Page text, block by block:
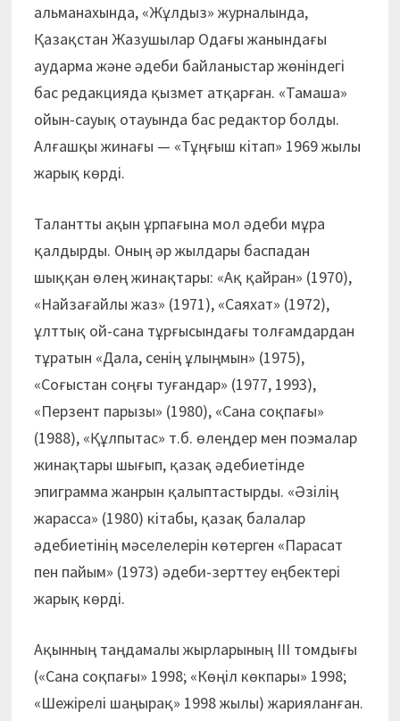
альманахында, «Жұлдыз» журналында,
Қазақстан Жазушылар Одағы жанындағы
аударма және әдеби байланыстар жөніндегі
бас редакцияда қызмет атқарған. «Тамаша»
ойын-сауық отауында бас редактор болды.
Алғашқы жинағы — «Тұңғыш кітап» 1969 жылы
жарық көрді.
Талантты ақын ұрпағына мол әдеби мұра
қалдырды. Оның әр жылдары баспадан
шыққан өлең жинақтары: «Ақ қайран» (1970),
«Найзағайлы жаз» (1971), «Саяхат» (1972),
ұлттық ой-сана тұрғысындағы толғамдардан
тұратын «Дала, сенің ұлыңмын» (1975),
«Соғыстан соңғы туғандар» (1977, 1993),
«Перзент парызы» (1980), «Сана соқпағы»
(1988), «Құлпытас» т.б. өлеңдер мен поэмалар
жинақтары шығып, қазақ әдебиетінде
эпиграмма жанрын қалыптастырды. «Әзілің
жарасса» (1980) кітабы, қазақ балалар
әдебиетінің мәселелерін көтерген «Парасат
пен пайым» (1973) әдеби-зерттеу еңбектері
жарық көрді.
Ақынның таңдамалы жырларының ІІІ томдығы
(«Сана соқпағы» 1998; «Көңіл көкпары» 1998;
«Шежірелі шаңырақ» 1998 жылы) жарияланған.